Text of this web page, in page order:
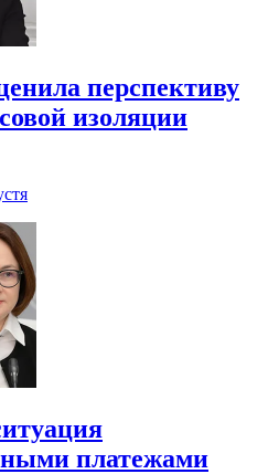
перспективу
изоляции
платежами